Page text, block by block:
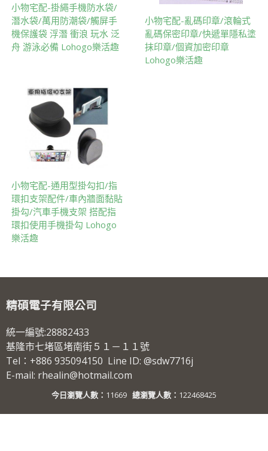
小物宅配-掛繩手機防水袋/
潛水袋/萬用防潮袋/觸屏手
機保護袋 浮潛 衝浪 玩水 泛
舟 游泳必備 Lohogo樂活趣
小物宅配-亂碼印章/滾輪式
亂碼保密印章/快遞單隱私塗
抹印章/個資加密印章
Lohogo樂活趣
小物宅配-通用型掛勾扣/指
環扣支架配件/車內牆面黏貼
掛勾/汽車手機支架 搭配指
環扣使用手機掛勾 Lohogo
樂活趣
精碩電子有限公司
統一編號:28882433
基隆市七堵區堵南街５１－１１號
Tel：+886 935094150 Line ID: @sdw7716j
E-mail: rhealin@hotmail.com
今日瀏覽人數： 11669 總瀏覽人數： 122468425